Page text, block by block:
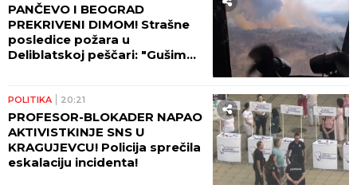
PANČEVO I BEOGRAD
PREKRIVENI DIMOM! Strašne
posledice požara u
Deliblatskoj peščari: "Gušimo
POLITIKA 20:21
PROFESOR-BLOKADER NAPAO
AKTIVISTKINJE SNS U
KRAGUJEVCU! Policija sprečila
eskalaciju incidenta!